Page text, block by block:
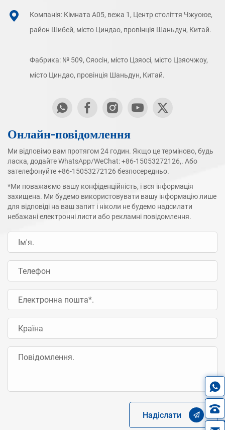
Компанія: Кімната A05, вежа 1, Центр століття Чжуоюе,
район Шибей, місто Циндао, провінція Шаньдун, Китай.
Фабрика: № 509, Сяосін, місто Цзяосі, місто Цзяочжоу,
місто Циндао, провінція Шаньдун, Китай.
Онлайн-повідомлення
Ми відповімо вам протягом 24 годин. Якщо це терміново, будь
ласка, додайте WhatsApp/WeChat:+86-15053272126,. Або
зателефонуйте+86-15053272126 безпосередньо.
*Ми поважаємо вашу конфіденційність, і вся інформація
захищена. Ми будемо використовувати вашу інформацію лише
для відповіді на ваш запит і ніколи не будемо надсилати
небажані електронні листи або рекламні повідомлення.
Надіслати